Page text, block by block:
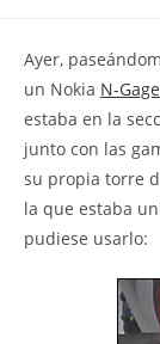
Ayer,
un Nokia N-Gage
estaba en la
junto con las
su propia torre
la que estaba
pudiese usarlo: